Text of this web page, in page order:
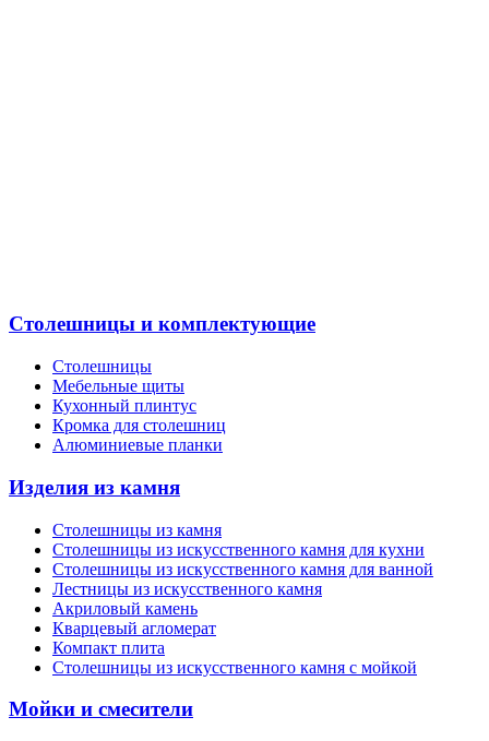
Столешницы и комплектующие
Столешницы
Мебельные щиты
Кухонный плинтус
Кромка для столешниц
Алюминиевые планки
Изделия из камня
Столешницы из камня
Cтолешницы из искусственного камня для кухни
Cтолешницы из искусственного камня для ванной
Лестницы из искусственного камня
Акриловый камень
Кварцевый агломерат
Компакт плита
Столешницы из искусственного камня с мойкой
Мойки и смесители